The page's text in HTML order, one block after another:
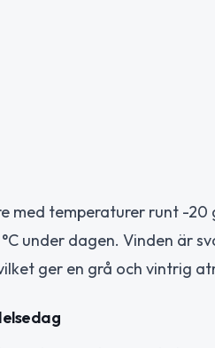
med temperaturer runt -
under dagen. Vinden är
ger en grå och vintrig